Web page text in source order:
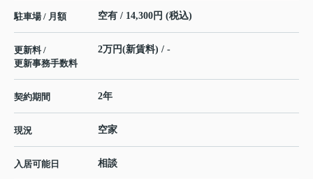
駐車場 / 月額 空有 / 14,300円 (税込)
更新料 /
更新事務手数料
2万円(新賃料) / -
契約期間 2年
現況 空家
入居可能日 相談